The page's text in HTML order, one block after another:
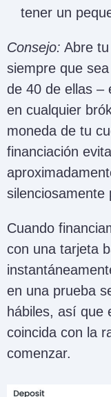
tener un
Consejo: Abre
siempre que
de 40 de ellas –
en cualquier
moneda de tu
financiación
silenciosamente
Cuando
con una tarjeta
en una prueba
hábiles, así que
coincida con la
comenzar.